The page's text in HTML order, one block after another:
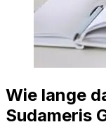
Wie lange
Sudameris